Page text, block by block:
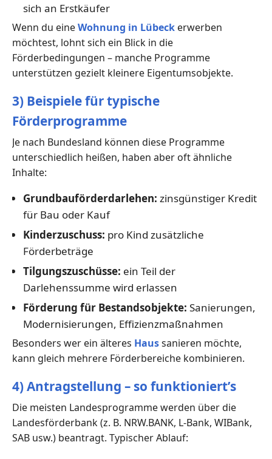
sich an Erstkäufer
Wenn du eineWohnung in Lübeck erwerben
möchtest, lohnt sich ein Blick in die
Förderbedingungen – manche Programme
unterstützen gezielt kleinere Eigentumsobjekte.
3) Beispiele für typische
Förderprogramme
Je nach Bundesland können diese Programme
unterschiedlich heißen, haben aber oft ähnliche
Inhalte:
Grundbauförderdarlehen: zinsgünstiger Kredit
für Bau oder Kauf
Kinderzuschuss: pro Kind zusätzliche
Förderbeträge
Tilgungszuschüsse: ein Teil der
Darlehenssumme wird erlassen
Förderung für Bestandsobjekte: Sanierungen,
Modernisierungen, Effizienzmaßnahmen
Besonders wer ein älteres Haussanieren möchte,
kann gleich mehrere Förderbereiche kombinieren.
4) Antragstellung – so funktioniert’s
Die meisten Landesprogramme werden über die
Landesförderbank (z. B. NRW.BANK, L-Bank, WIBank,
SAB usw.) beantragt. Typischer Ablauf: